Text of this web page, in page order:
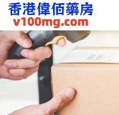
主頁
資訊